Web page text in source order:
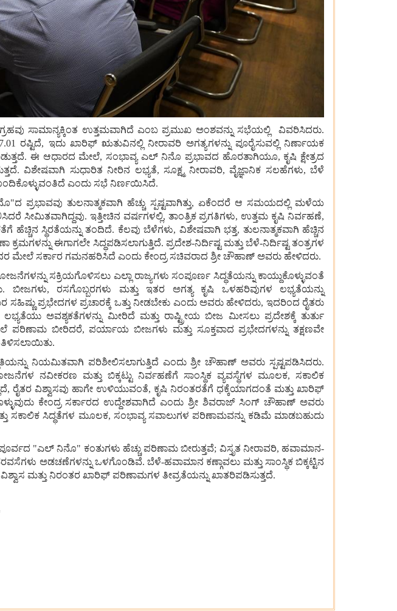
ಸಾಮಾನ್ಯಕ್ಕಿಂತ ಉತ್ತಮವಾಗಿದೆ ಎಂಬ ಪ್ರಮುಖ ಅಂಶವನ್ನು ಸಭೆಯಲ್ಲಿ ವಿವರಿಸಿದರು.
ರಷ್ಟಿದೆ, ಇದು ಖಾರಿಫ್ ಋತುವಿನಲ್ಲಿ ನೀರಾವರಿ ಅಗತ್ಯಗಳನ್ನು ಪೂರೈಸುವಲ್ಲಿ ನಿರ್ಣಾಯಕ
ಈ ಆಧಾರದ ಮೇಲೆ, ಸಂಭಾವ್ಯ ಎಲ್ ನಿನೊ ಪ್ರಭಾವದ ಹೊರತಾಗಿಯೂ, ಕೃಷಿ ಕ್ಷೇತ್ರದ
ಸುಧಾರಿತ ನೀರಿನ ಲಭ್ಯತೆ, ಸೂಕ್ಷ್ಮ ನೀರಾವರಿ, ವೈಜ್ಞಾನಿಕ ಸಲಹೆಗಳು, ಬೆಳೆ
ಎಂದು ಸಭೆ ನಿರ್ಣಯಿಸಿದೆ.
ತುಲನಾತ್ಮಕವಾಗಿ ಹೆಚ್ಚು ಸ್ಪಷ್ಟವಾಗಿತ್ತು, ಏಕೆಂದರೆ ಆ ಸಮಯದಲ್ಲಿ ಮಳೆಯ
ಸೀಮಿತವಾಗಿದ್ದವು. ಇತ್ತೀಚಿನ ವರ್ಷಗಳಲ್ಲಿ, ತಾಂತ್ರಿಕ ಪ್ರಗತಿಗಳು, ಉತ್ತಮ ಕೃಷಿ ನಿರ್ವಹಣೆ,
ಸ್ಥಿರತೆಯನ್ನು ತಂದಿದೆ. ಕೆಲವು ಬೆಳೆಗಳು, ವಿಶೇಷವಾಗಿ ಭತ್ತ, ತುಲನಾತ್ಮಕವಾಗಿ ಹೆಚ್ಚಿನ
ಈಗಾಗಲೇ ಸಿದ್ಧಪಡಿಸಲಾಗುತ್ತಿದೆ. ಪ್ರದೇಶ-ನಿರ್ದಿಷ್ಟ ಮತ್ತು ಬೆಳೆ-ನಿರ್ದಿಷ್ಟ ತಂತ್ರಗಳ
ಮೇಲೆ ಸರ್ಕಾರ ಗಮನಹರಿಸಿದೆ ಎಂದು ಕೇಂದ್ರ ಸಚಿವರಾದ ಶ್ರೀ ಚೌಹಾಣ್ ಅವರು ಹೇಳಿದರು.
ಸಕ್ರಿಯಗೊಳಿಸಲು ಎಲ್ಲಾ ರಾಜ್ಯಗಳು ಸಂಪೂರ್ಣ ಸಿದ್ಧತೆಯನ್ನು ಕಾಯ್ದುಕೊಳ್ಳುವಂತೆ
ರಸಗೊಬ್ಬರಗಳು ಮತ್ತು ಇತರ ಅಗತ್ಯ ಕೃಷಿ ಒಳಹರಿವುಗಳ ಲಭ್ಯತೆಯನ್ನು
ಪ್ರಭೇದಗಳ ಪ್ರಚಾರಕ್ಕೆ ಒತ್ತು ನೀಡಬೇಕು ಎಂದು ಅವರು ಹೇಳಿದರು, ಇದರಿಂದ ರೈತರು
ಅವಶ್ಯಕತೆಗಳನ್ನು ಮೀರಿದೆ ಮತ್ತು ರಾಷ್ಟ್ರೀಯ ಬೀಜ ಮೀಸಲು ಪ್ರದೇಶಕ್ಕೆ ತುರ್ತು
ಪರಿಣಾಮ ಬೀರಿದರೆ, ಪರ್ಯಾಯ ಬೀಜಗಳು ಮತ್ತು ಸೂಕ್ತವಾದ ಪ್ರಭೇದಗಳನ್ನು ತಕ್ಷಣವೇ
ತಿಳಿಸಲಾಯಿತು.
ನಿಯಮಿತವಾಗಿ ಪರಿಶೀಲಿಸಲಾಗುತ್ತಿದೆ ಎಂದು ಶ್ರೀ ಚೌಹಾಣ್ ಅವರು ಸ್ಪಷ್ಟಪಡಿಸಿದರು.
ನವೀಕರಣ ಮತ್ತು ಬಿಕ್ಕಟ್ಟು ನಿರ್ವಹಣೆಗೆ ಸಾಂಸ್ಥಿಕ ವ್ಯವಸ್ಥೆಗಳ ಮೂಲಕ, ಸಕಾಲಿಕ
ರೈತರ ವಿಶ್ವಾಸವು ಹಾಗೇ ಉಳಿಯುವಂತೆ, ಕೃಷಿ ನಿರಂತರತೆಗೆ ಧಕ್ಕೆಯಾಗದಂತೆ ಮತ್ತು ಖಾರಿಫ್
ಕೇಂದ್ರ ಸರ್ಕಾರದ ಉದ್ದೇಶವಾಗಿದೆ ಎಂದು ಶ್ರೀ ಶಿವರಾಜ್ ಸಿಂಗ್ ಚೌಹಾಣ್ ಅವರು
ಸಕಾಲಿಕ ಸಿದ್ಧತೆಗಳ ಮೂಲಕ, ಸಂಭಾವ್ಯ ಸವಾಲುಗಳ ಪರಿಣಾಮವನ್ನು ಕಡಿಮೆ ಮಾಡಬಹುದು
"ಎಲ್ ನಿನೊ" ಕಂತುಗಳು ಹೆಚ್ಚು ಪರಿಣಾಮ ಬೀರುತ್ತವೆ; ವಿಸ್ತೃತ ನೀರಾವರಿ, ಹವಾಮಾನ-
ಅಡಚಣೆಗಳನ್ನು ಒಳಗೊಂಡಿವೆ. ಬೆಳೆ-ಹವಾಮಾನ ಕಣ್ಗಾವಲು ಮತ್ತು ಸಾಂಸ್ಥಿಕ ಬಿಕ್ಕಟ್ಟಿನ
ಮತ್ತು ನಿರಂತರ ಖಾರಿಫ್ ಪರಿಣಾಮಗಳ ತೀವ್ರತೆಯನ್ನು ಖಾತರಿಪಡಿಸುತ್ತದೆ.